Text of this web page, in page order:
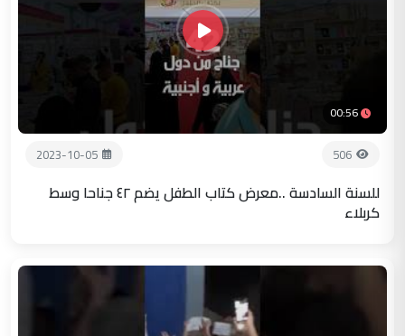
00:56
506
2023-10-05
للسنة السادسة ..معرض كتاب الطفل يضم ٤٢ جناحا وسط
كربلاء